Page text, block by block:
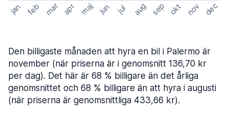
jan feb mar apr maj jun jul aug sep okt nov dec
Den billigaste månaden att hyra en bil i Palermo är
november (när priserna är i genomsnitt 136,70 kr
per dag). Det här är 68 % billigare än det årliga
genomsnittet och 68 % billigare än att hyra i augusti
(när priserna är genomsnittliga 433,66 kr).